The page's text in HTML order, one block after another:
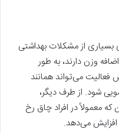
بسیاری از مشکلات بهداشتی
وزن دارند، به طور
می‌تواند همانند
شود. از طرف دیگر،
معمولاً در افراد چاق رخ
می‌دهد.